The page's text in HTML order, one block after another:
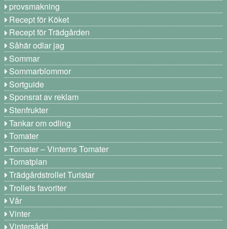
provsmakning
Recept för Köket
Recept för Trädgården
Såhär odlar jag
Sommar
Sommarblommor
Sortguide
Sponsrat av reklam
Stenfrukter
Tankar om odling
Tomater
Tomater – Vinterns Tomater
Tomatplan
Trädgårdstrollet Turistar
Trollets favoriter
Vår
Vinter
Vintersådd